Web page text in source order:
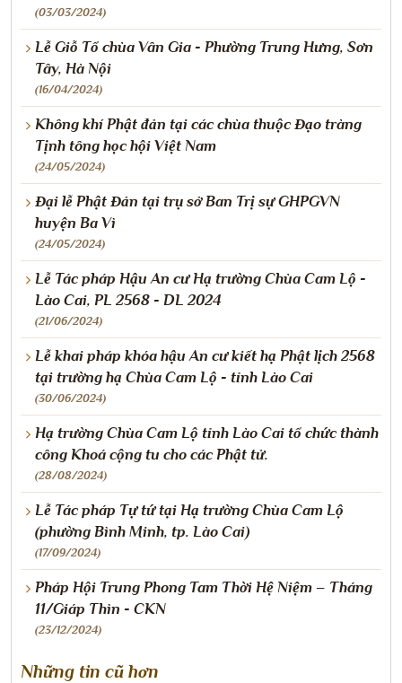
(03/03/2024)
Lễ Giỗ Tổ chùa Vân Gia - Phường Trung Hưng, Sơn
Tây, Hà Nội
(16/04/2024)
Không khí Phật đản tại các chùa thuộc Đạo tràng
Tịnh tông học hội Việt Nam
(24/05/2024)
Đại lễ Phật Đản tại trụ sở Ban Trị sự GHPGVN
huyện Ba Vì
(24/05/2024)
Lễ Tác pháp Hậu An cư Hạ trường Chùa Cam Lộ -
Lào Cai, PL 2568 - DL 2024
(21/06/2024)
Lễ khai pháp khóa hậu An cư kiết hạ Phật lịch 2568
tại trường hạ Chùa Cam Lộ - tỉnh Lào Cai
(30/06/2024)
Hạ trường Chùa Cam Lộ tỉnh Lào Cai tổ chức thành
công Khoá cộng tu cho các Phật tử.
(28/08/2024)
Lễ Tác pháp Tự tứ tại Hạ trường Chùa Cam Lộ
(phường Bình Minh, tp. Lào Cai)
(17/09/2024)
Pháp Hội Trung Phong Tam Thời Hệ Niệm – Tháng
11/Giáp Thìn - CKN
(23/12/2024)
Những tin cũ hơn